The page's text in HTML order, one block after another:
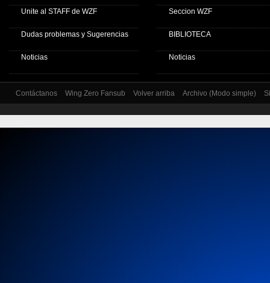
Unite al STAFF de WZF
Dudas problemas y Sugerencias
Noticias
Seccion WZF
BIBLIOTECA
Noticias
Contáctanos Wing Zero Fansub Volver arriba Archivo (Modo simple)